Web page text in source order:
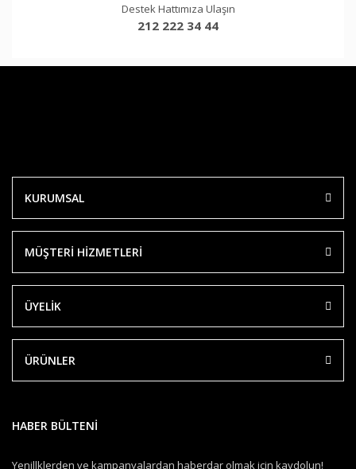
Destek Hattımıza Ulaşın
212 222 34 44
KURUMSAL
MÜŞTERİ HİZMETLERİ
ÜYELİK
ÜRÜNLER
HABER BÜLTENİ
Yenillklerden ve kampanyalardan haberdar olmak için kaydolun!